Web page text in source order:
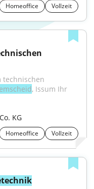
Homeoffice
Vollzeit
technischen
, Issum Ihr
KG
Homeoffice Vollzeit